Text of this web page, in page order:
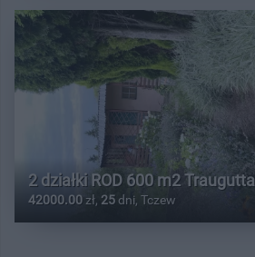
2 działki ROD 600 m2 Traugutta
42000.00 zł, 25 dni, Tczew